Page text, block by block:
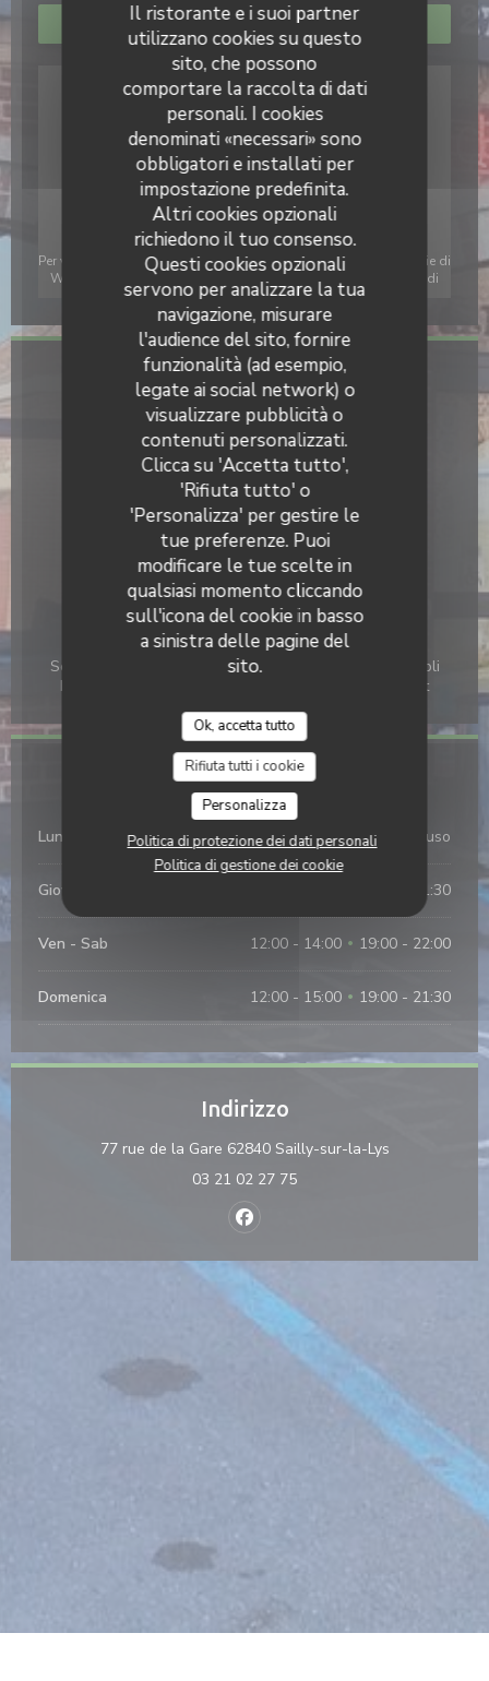
Il ristorante e i suoi partner
utilizzano cookies su questo
sito, che possono
comportare la raccolta di dati
personali. I cookies
denominati «necessari» sono
obbligatori e installati per
impostazione predefinita.
Altri cookies opzionali
richiedono il tuo consenso.
Questi cookies opzionali
servono per analizzare la tua
navigazione, misurare
l'audience del sito, fornire
funzionalità (ad esempio,
legate ai social network) o
visualizzare pubblicità o
contenuti personalizzati.
Clicca su 'Accetta tutto',
'Rifiuta tutto' o
'Personalizza' per gestire le
tue preferenze. Puoi
modificare le tue scelte in
qualsiasi momento cliccando
sull'icona del cookie in basso
a sinistra delle pagine del
sito.
Ok, accetta tutto
Rifiuta tutti i cookie
Personalizza
Politica di protezione dei dati personali
Politica di gestione dei cookie
Per visualizzare la mappa interattiva Waze, devi accettare i cookie di
Waze Map (Google). Questi cookie possono raccogliere dati di
navigazione e localizzazione.
Consenti
Informazioni pratiche
Cucina
Atypique, Fatto in casa, Fresco, Tradizionale, Terroir
Tipologia
Estaminet
Servizi
Aria condizionata, Privatizzazione, Accesso disabili,
Terrazzo
Metodo di pagamento
Senza contatto, Apple Pay, Eurocard / Mastercard, Titoli
Restaurant, Contanti, Visa, Buoni vacanza, Bancomat
Orari
Lun Chiuso
Giovedi 19:00 - 21:30
Ven - Sab 12:00 - 14:00 • 19:00 - 22:00
Domenica 12:00 - 15:00 • 19:00 - 21:30
Indirizzo
77 rue de la Gare 62840 Sailly-sur-la-Lys((apre una
03 21 02 27 75
Facebook ((apre una nuova